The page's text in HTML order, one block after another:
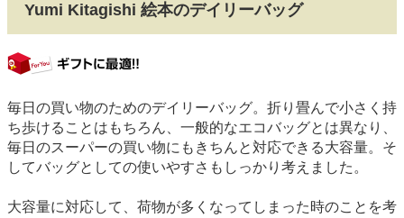
Yumi Kitagishi 絵本のデイリーバッグ
毎日の買い物のためのデイリーバッグ。折り畳んで小さく持
ち歩けることはもちろん、一般的なエコバッグとは異なり、
毎日のスーパーの買い物にもきちんと対応できる大容量。そ
してバッグとしての使いやすさもしっかり考えました。
大容量に対応して、荷物が多くなってしまった時のことを考